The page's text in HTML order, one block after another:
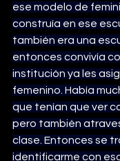
ese modelo de
construía en ese
también era una
entonces convivía
institución ya les
femenino. Había
que tenían que ver
pero también
clase. Entonces se
identificarme con